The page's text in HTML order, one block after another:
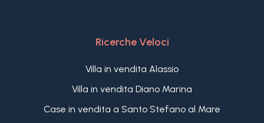
Ricerche Veloci
Villa in vendita Alassio
Villa in vendita Diano Marina
Case in vendita a Santo Stefano al Mare